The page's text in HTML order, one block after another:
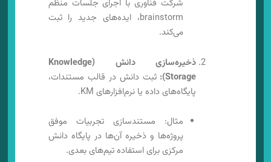
شرکت فناوری با اجرای جلسات منظم
brainstorm، ایده‌های جدید را ثبت
می‌کند.
ذخیره‌سازی دانش (Knowledge
Storage):
ثبت دانش در قالب مستندات،
پایگاه‌های داده یا نرم‌افزارهای KM.
مثال: مستندسازی تجربیات موفق
پروژه‌ها و ذخیره آن‌ها در پایگاه دانش
مرکزی برای استفاده تیم‌های بعدی.